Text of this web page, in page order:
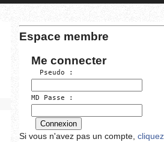
Espace membre
Me connecter
  Pseudo :
MD Passe :
Si vous n'avez pas un compte,